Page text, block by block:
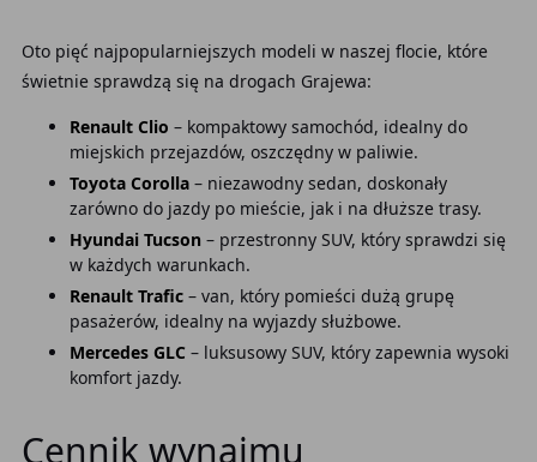
Oto pięć najpopularniejszych modeli w naszej flocie, które
świetnie sprawdzą się na drogach Grajewa:
Renault Clio – kompaktowy samochód, idealny do
miejskich przejazdów, oszczędny w paliwie.
Toyota Corolla– niezawodny sedan, doskonały
zarówno do jazdy po mieście, jak i na dłuższe trasy.
Hyundai Tucson – przestronny SUV, który sprawdzi się
w każdych warunkach.
Renault Trafic– van, który pomieści dużą grupę
pasażerów, idealny na wyjazdy służbowe.
Mercedes GLC – luksusowy SUV, który zapewnia wysoki
komfort jazdy.
Cennik wynajmu